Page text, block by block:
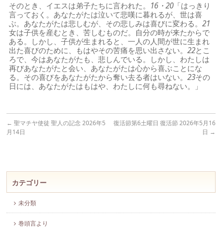
そのとき、イエスは弟子たちに言われた。 16・20「はっきり
言っておく。あなたがたは泣いて悲嘆に暮れるが、世は喜
ぶ。あなたがたは悲しむが、その悲しみは喜びに変わる。21
女は子供を産むとき、苦しむものだ。自分の時が来たからで
ある。しかし、子供が生まれると、一人の人間が世に生まれ
出た喜びのために、もはやその苦痛を思い出さない。22とこ
ろで、今はあなたがたも、悲しんでいる。しかし、わたしは
再びあなたがたと会い、あなたがたは心から喜ぶことにな
る。その喜びをあなたがたから奪い去る者はいない。23その
日には、あなたがたはもはや、わたしに何も尋ねない。」
← 聖マチヤ使徒 聖人の記念 2026年5
月14日
復活節第6土曜日 復活節 2026年5月16
日 →
カテゴリー
未分類
巻頭言より